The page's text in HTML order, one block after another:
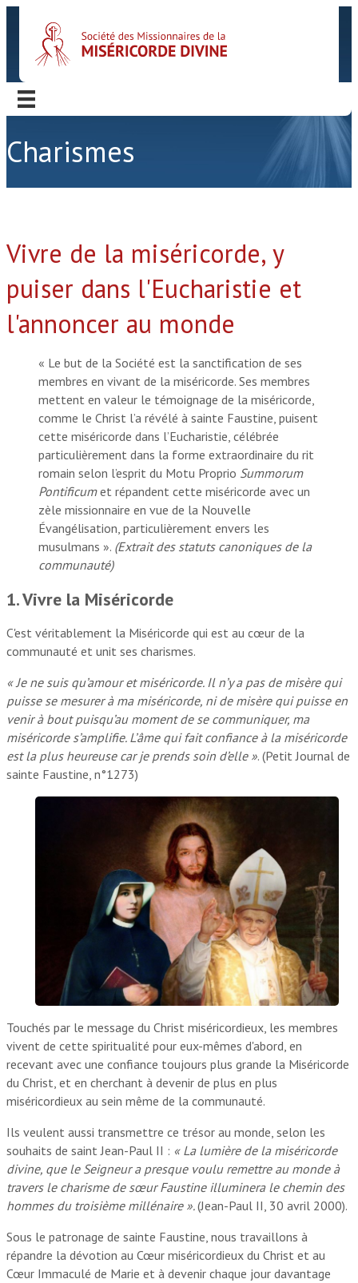
Charismes
Vivre de la miséricorde, y
puiser dans l'Eucharistie et
l'annoncer au monde
« Le but de la Société est la sanctification de ses
membres en vivant de la miséricorde. Ses membres
mettent en valeur le témoignage de la miséricorde,
comme le Christ l’a révélé à sainte Faustine, puisent
cette miséricorde dans l’Eucharistie, célébrée
particulièrement dans la forme extraordinaire du rit
romain selon l’esprit du Motu Proprio Summorum
Pontificumet répandent cette miséricorde avec un
zèle missionnaire en vue de la Nouvelle
Évangélisation, particulièrement envers les
musulmans ». (Extrait des statuts canoniques de la
communauté)
1. Vivre la Miséricorde
C'est véritablement la Miséricorde qui est au cœur de la
communauté et unit ses charismes.
« Je ne suis qu’amour et miséricorde. Il n’y a pas de misère qui
puisse se mesurer à ma miséricorde, ni de misère qui puisse en
venir à bout puisqu’au moment de se communiquer, ma
miséricorde s’amplifie. L’âme qui fait confiance à la miséricorde
est la plus heureuse car je prends soin d’elle ». (Petit Journal de
sainte Faustine, n°1273)
Touchés par le message du Christ miséricordieux, les membres
vivent de cette spiritualité pour eux-mêmes d'abord, en
recevant avec une confiance toujours plus grande la Miséricorde
du Christ, et en cherchant à devenir de plus en plus
miséricordieux au sein même de la communauté.
Ils veulent aussi transmettre ce trésor au monde, selon les
souhaits de saint Jean-Paul II : « La lumière de la miséricorde
divine, que le Seigneur a presque voulu remettre au monde à
travers le charisme de sœur Faustine illuminera le chemin des
hommes du troisième millénaire ».(Jean-Paul II, 30 avril 2000).
Sous le patronage de sainte Faustine, nous travaillons à
répandre la dévotion au Cœur miséricordieux du Christ et au
Cœur Immaculé de Marie et à devenir chaque jour davantage